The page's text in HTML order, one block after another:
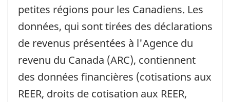
petites régions pour les Canadiens. Les
données, qui sont tirées des déclarations
de revenus présentées à l'Agence du
revenu du Canada (ARC), contiennent
des données financières (cotisations aux
REER, droits de cotisation aux REER,